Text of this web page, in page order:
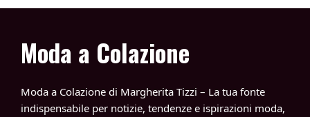
Moda a Colazione
Moda a Colazione di Margherita Tizzi – La tua fonte
indispensabile per notizie, tendenze e ispirazioni moda,